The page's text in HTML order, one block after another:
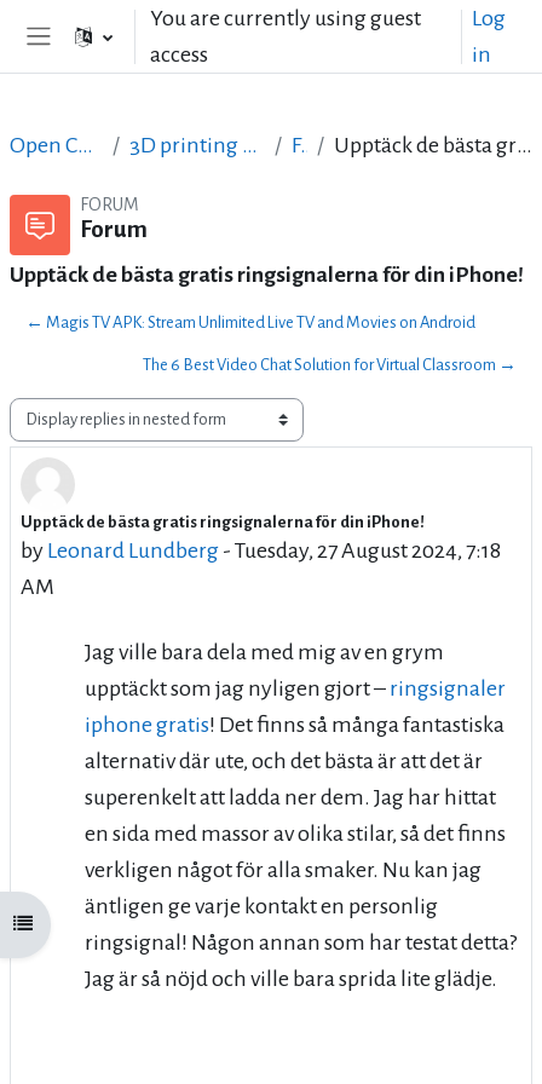
Skip to main contentYou are currently using guest
access
Log
in
Open course index
Open Courses in English 3D printing with circuits and Arduino Forum Upptäck de bästa gratis ringsignalerna för din iPhone!
FORUM
Forum
Upptäck de bästa gratis ringsignalerna för din iPhone!
← Magis TV APK: Stream Unlimited Live TV and Movies on Android
The 6 Best Video Chat Solution for Virtual Classroom →
Display mode
Upptäck de bästa gratis ringsignalerna för din iPhone!
by Leonard Lundberg - Tuesday, 27 August 2024, 7:18
AM
Number of replies: 89
Jag ville bara dela med mig av en grym
upptäckt som jag nyligen gjort – ringsignaler
iphone gratis! Det finns så många fantastiska
alternativ där ute, och det bästa är att det är
superenkelt att ladda ner dem. Jag har hittat
en sida med massor av olika stilar, så det finns
verkligen något för alla smaker. Nu kan jag
äntligen ge varje kontakt en personlig
ringsignal! Någon annan som har testat detta?
Jag är så nöjd och ville bara sprida lite glädje.